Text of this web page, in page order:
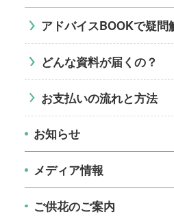
アドバイスBOOKで疑問
どんな資料が届くの？
お支払いの流れと方法
お知らせ
メディア情報
ご供花のご案内